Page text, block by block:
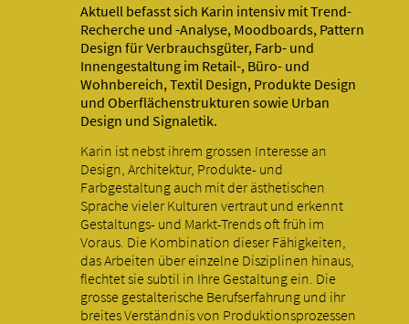
Aktuell befasst sich Karin intensiv mit Trend-
Recherche und -Analyse, Moodboards, Pattern
Design für Verbrauchsgüter, Farb- und
Innengestaltung im Retail-, Büro- und
Wohnbereich, Textil Design, Produkte Design
und Oberflächenstrukturen sowie Urban
Design und Signaletik.
Karin ist nebst ihrem grossen Interesse an
Design, Architektur, Produkte- und
Farbgestaltung auch mit der ästhetischen
Sprache vieler Kulturen vertraut und erkennt
Gestaltungs- und Markt-Trends oft früh im
Voraus. Die Kombination dieser Fähigkeiten,
das Arbeiten über einzelne Disziplinen hinaus,
flechtet sie subtil in Ihre Gestaltung ein. Die
grosse gestalterische Berufserfahrung und ihr
breites Verständnis von Produktionsprozessen